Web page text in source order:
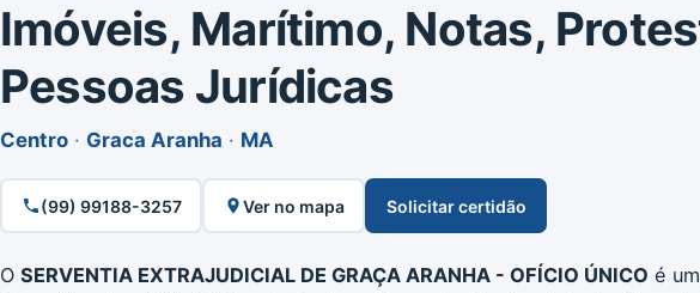
Imóveis, Marítimo, Notas,
Pessoas Jurídicas
Centro · Graca Aranha · MA
(99) 99188-3257 Ver no mapa Solicitar certidão
O SERVENTIA EXTRAJUDICIAL DE GRAÇA ARANHA - OFÍCIO ÚNICO é